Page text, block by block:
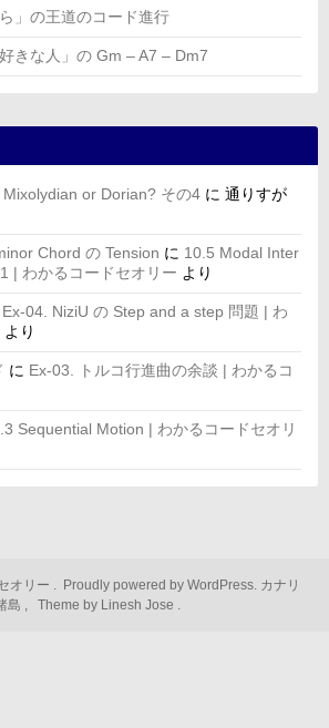
」の王道のコード進行
きな人」の Gm – A7 – Dm7
or Dorian? その4 に 通りすが
Chord の Tension に 10.5 Modal Inter
| わかるコードセオリー より
Ex-04. NiziU の Step and a step 問題 | わ
より
に Ex-03. トルコ行進曲の余談 | わかるコ
Sequential Motion | わかるコードセオリ
オリー . Proudly powered by WordPress. カナリ
島 , Theme by Linesh Jose .